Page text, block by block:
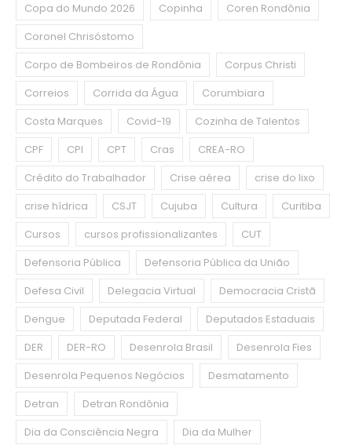
Copa do Mundo 2026
Copinha
Coren Rondônia
Coronel Chrisóstomo
Corpo de Bombeiros de Rondônia
Corpus Christi
Correios
Corrida da Água
Corumbiara
Costa Marques
Covid-19
Cozinha de Talentos
CPF
CPI CPT Cras
CREA-RO
Crédito do Trabalhador
Crise aérea
crise do lixo
crise hídrica
CSJT Cujuba Cultura
Curitiba
Cursos
cursos profissionalizantes
CUT
Defensoria Pública
Defensoria Pública da União
Defesa Civil
Delegacia Virtual
Democracia Cristã
Dengue
Deputada Federal
Deputados Estaduais
DER
DER-RO Desenrola Brasil
Desenrola Fies
Desenrola Pequenos Negócios
Desmatamento
Detran
Detran Rondônia
Dia da Consciência Negra
Dia da Mulher